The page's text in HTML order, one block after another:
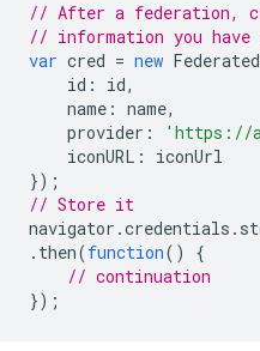
// After a federation,
// information you have
var cred = new
id : id,
name : name,
provider : 'https://
iconURL : iconUrl
});
// Store it
navigator .credentials .
. then(function()
{
// continuation
});